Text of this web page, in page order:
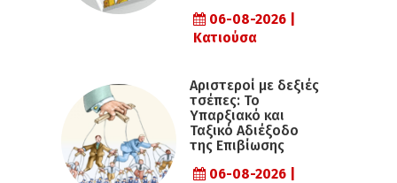
06-08-2026 |
Κατιούσα
Αριστεροί με δεξιές
τσέπες: Το
Υπαρξιακό και
Ταξικό Αδιέξοδο
της Επιβίωσης
06-08-2026 |